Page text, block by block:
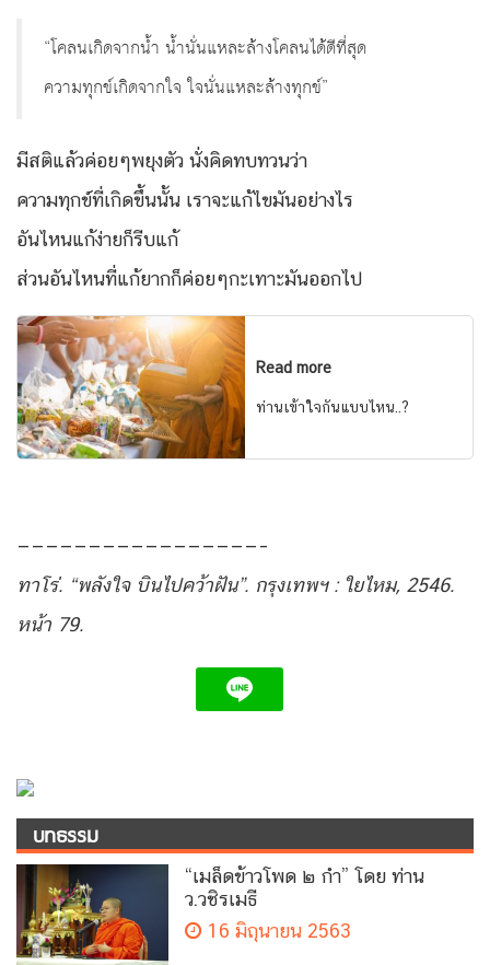
“โคลนเกิดจากน้ำ น้ำนั่นแหละล้างโคลนได้ดีที่สุด
ความทุกข์เกิดจากใจ ใจนั่นแหละล้างทุกข์”
มีสติแล้วค่อยๆพยุงตัว นั่งคิดทบทวนว่า
ความทุกข์ที่เกิดขึ้นนั้น เราจะแก้ไขมันอย่างไร
อันไหนแก้ง่ายก็รีบแก้
ส่วนอันไหนที่แก้ยากก็ค่อยๆกะเทาะมันออกไป
Read more
ท่านเข้าใจกันแบบไหน..?
—————————————————–
ทาโร่. “พลังใจ บินไปคว้าฝัน”. กรุงเทพฯ : ใยไหม, 2546.
หน้า 79.
บทธรรม
“เมล็ดข้าวโพด ๒ กำ” โดย ท่าน
ว.วชิรเมธี
16 มิถุนายน 2563